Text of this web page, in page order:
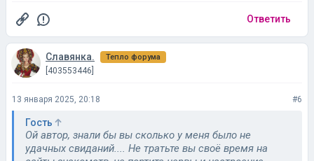
Ответить
Славянка. Тепло форума
[403553446]
13 января 2025, 20:18 #6
Гость
Ой автор, знали бы вы сколько у меня было не
удачных свиданий.... Не тратьте вы своё время на